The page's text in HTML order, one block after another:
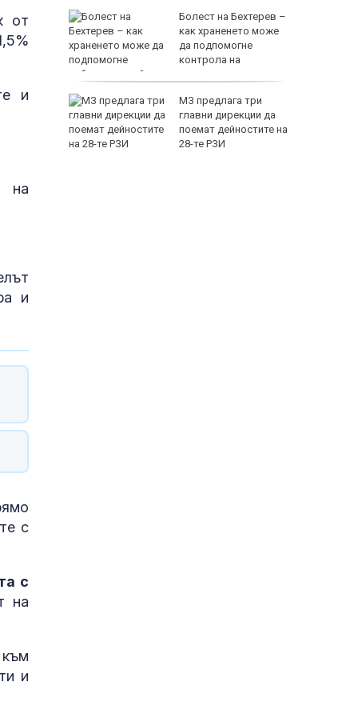
от
и
на
и
с
с
на
и
Болест на Бехтерев –
как храненето може
да подпомогне
контрола на
заболяването?
МЗ предлага три
главни дирекции да
поемат дейностите на
28-те РЗИ